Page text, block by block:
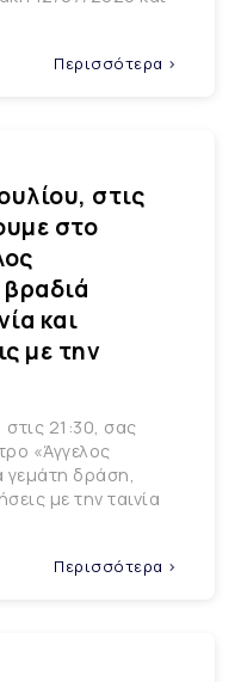
Περισσότερα >
στις
στο
βραδιά
και
με την
21:30, σας
«Άγγελος
γεμάτη δράση,
με την ταινία
Περισσότερα >